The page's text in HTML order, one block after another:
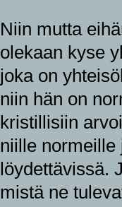
Niin mutta
olekaan kyse
joka on
niin hän on
kristillisiin
niille normeille
löydettävissä.
mistä ne